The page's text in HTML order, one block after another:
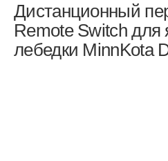
Дистанционный
Remote Switch для
лебедки MinnKota